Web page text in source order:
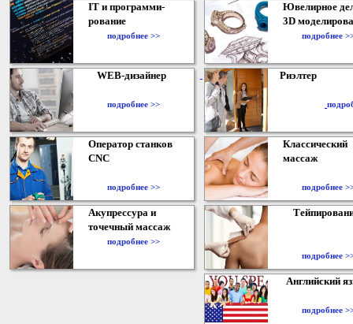
IT и программи-
рование
подробнее >>
Ювелирное
3D
подробнее
WEB-дизайнер
подробнее >>
Риэлтер
Оператор станков
CNC
подробнее >>
Классический
массаж
подробнее
Акупрессура и
точечный массаж
подробнее >>
подробнее
Английский
подробнее